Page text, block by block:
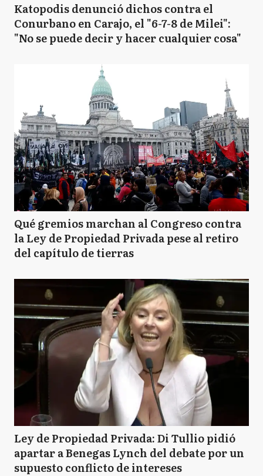
Katopodis denunció dichos contra el
Conurbano en Carajo, el "6-7-8 de Milei":
"No se puede decir y hacer cualquier cosa"
Qué gremios marchan al Congreso contra
la Ley de Propiedad Privada pese al retiro
del capítulo de tierras
Ley de Propiedad Privada: Di Tullio pidió
apartar a Benegas Lynch del debate por un
supuesto conflicto de intereses